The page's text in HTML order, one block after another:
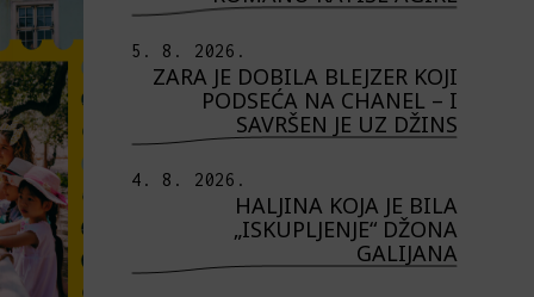
5. 8. 2026.
ZARA JE DOBILA BLEJZER KOJI
PODSEĆA NA CHANEL – I
SAVRŠEN JE UZ DŽINS
4. 8. 2026.
HALJINA KOJA JE BILA
„ISKUPLJENJE“ DŽONA
GALIJANA